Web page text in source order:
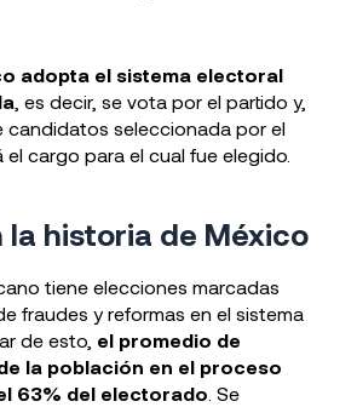
adopta el sistema electoral
, es decir, se vota por el partido y,
candidatos seleccionada por el
cargo para el cual fue elegido.
la historia de México
tiene elecciones marcadas
fraudes y reformas en el sistema
de esto, el promedio de
la población en el proceso
63% del electorado . Se